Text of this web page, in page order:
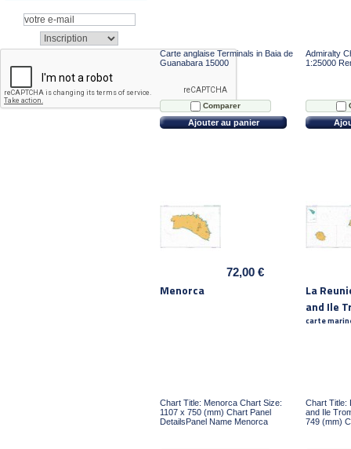
Carte anglaise Terminals in Baia de
Guanabara 15000
Comparer
Ajouter au panier
Admiralty
1:25000
72,00 €
Menorca
Chart Title: Menorca Chart Size:
1107 x 750 (mm) Chart Panel
DetailsPanel Name Menorca
La
and Ile
carte
Chart Title:
and Ile
749 (mm)